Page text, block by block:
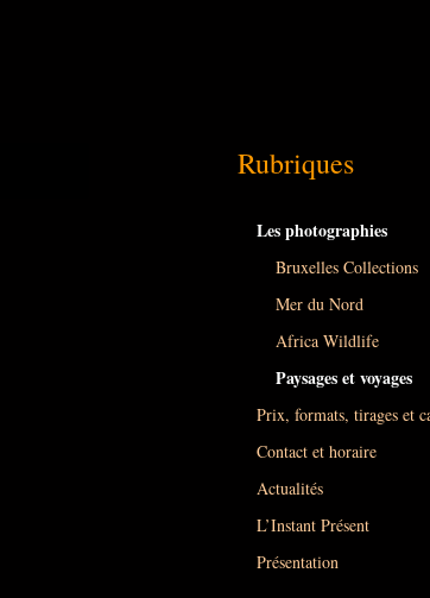
Rubriques
Les photographies
Bruxelles Collections
Mer du Nord
Africa Wildlife
Paysages et voyages
Prix, formats, tirages et
Contact et horaire
Actualités
L’Instant Présent
Présentation